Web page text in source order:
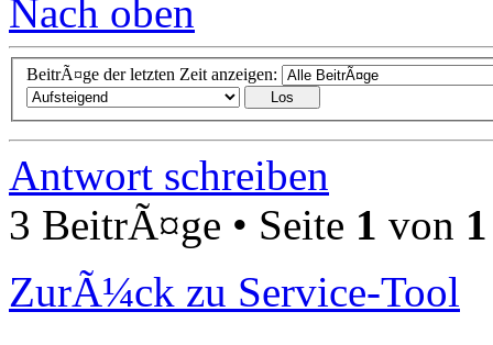
Nach oben
BeitrÃ¤ge der letzten Zeit anzeigen:
Antwort schreiben
3 BeitrÃ¤ge • Seite 1 von 1
ZurÃ¼ck zu Service-Tool